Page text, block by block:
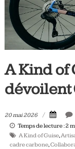
Tous
les
jours,
votre
vélo
et
triathlon
A Kind of
dévoilent
20 mai 2026
Temps de lecture :2
A Kind of Guise,
cadre carbone,